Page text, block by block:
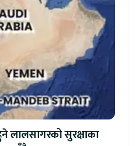
लालसागरको सुरक्षाका